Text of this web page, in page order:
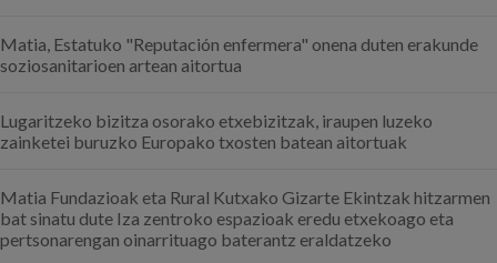
Matia, Estatuko "Reputación enfermera" onena duten erakunde
soziosanitarioen artean aitortua
Lugaritzeko bizitza osorako etxebizitzak, iraupen luzeko
zainketei buruzko Europako txosten batean aitortuak
Matia Fundazioak eta Rural Kutxako Gizarte Ekintzak hitzarmen
bat sinatu dute Iza zentroko espazioak eredu etxekoago eta
pertsonarengan oinarrituago baterantz eraldatzeko